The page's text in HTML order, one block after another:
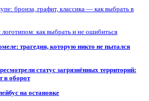
бронза, графит, классика — как выбрать в
как выбрать и не ошибиться
трагедия, которую никто не пытался
статус загрязнённых территорий:
в оборот
на остановке